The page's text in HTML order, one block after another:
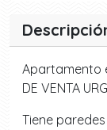
Apartamento
DE VENTA
Tiene